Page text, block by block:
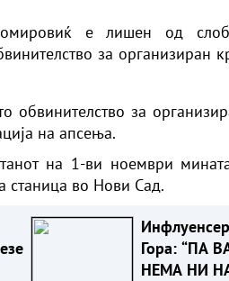
е лишен од
за организиран
обвинителство за
на апсења.
на 1-ви ноември
станица во Нови Сад.
Гора: “ПА
НЕМА НИ